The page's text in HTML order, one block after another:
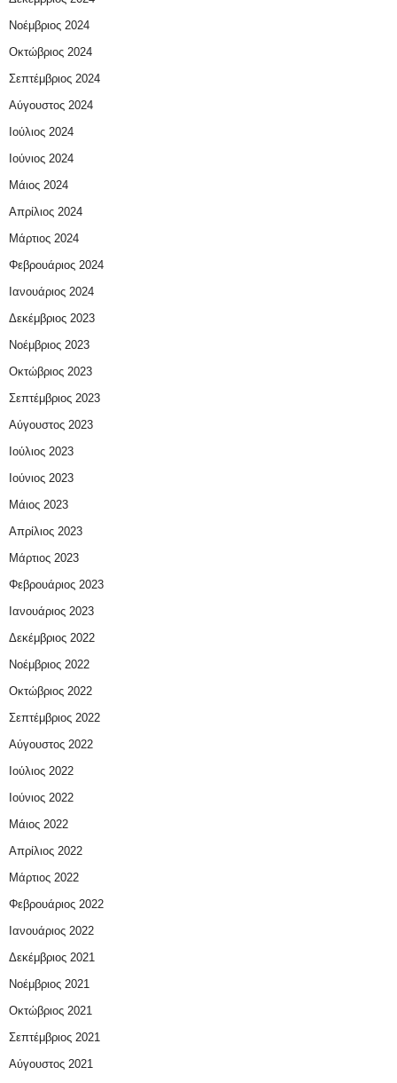
Νοέμβριος 2024
Οκτώβριος 2024
Σεπτέμβριος 2024
Αύγουστος 2024
Ιούλιος 2024
Ιούνιος 2024
Μάιος 2024
Απρίλιος 2024
Μάρτιος 2024
Φεβρουάριος 2024
Ιανουάριος 2024
Δεκέμβριος 2023
Νοέμβριος 2023
Οκτώβριος 2023
Σεπτέμβριος 2023
Αύγουστος 2023
Ιούλιος 2023
Ιούνιος 2023
Μάιος 2023
Απρίλιος 2023
Μάρτιος 2023
Φεβρουάριος 2023
Ιανουάριος 2023
Δεκέμβριος 2022
Νοέμβριος 2022
Οκτώβριος 2022
Σεπτέμβριος 2022
Αύγουστος 2022
Ιούλιος 2022
Ιούνιος 2022
Μάιος 2022
Απρίλιος 2022
Μάρτιος 2022
Φεβρουάριος 2022
Ιανουάριος 2022
Δεκέμβριος 2021
Νοέμβριος 2021
Οκτώβριος 2021
Σεπτέμβριος 2021
Αύγουστος 2021